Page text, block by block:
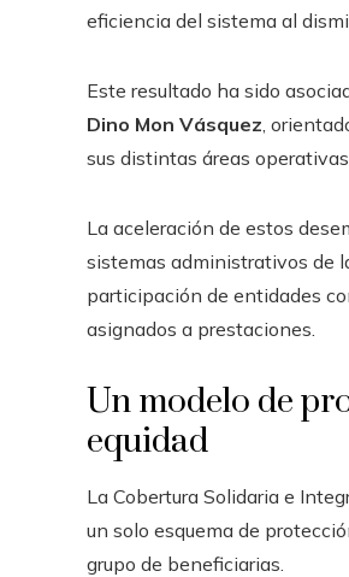
eficiencia del sistema al
Este resultado ha sido
Dino Mon Vásquez,
sus distintas áreas
La aceleración de estos
sistemas administrativos de
participación de entidades
asignados a prestaciones.
Un modelo de
equidad
La Cobertura Solidaria e
un solo esquema de
grupo de beneficiarias.